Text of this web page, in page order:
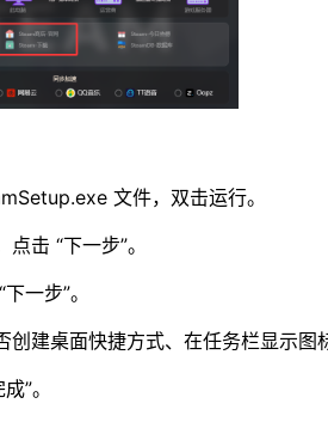
文件，双击运行。​
击 “下一步”。​
一步”。​
建桌面快捷方式、在任务栏显示图
”。​